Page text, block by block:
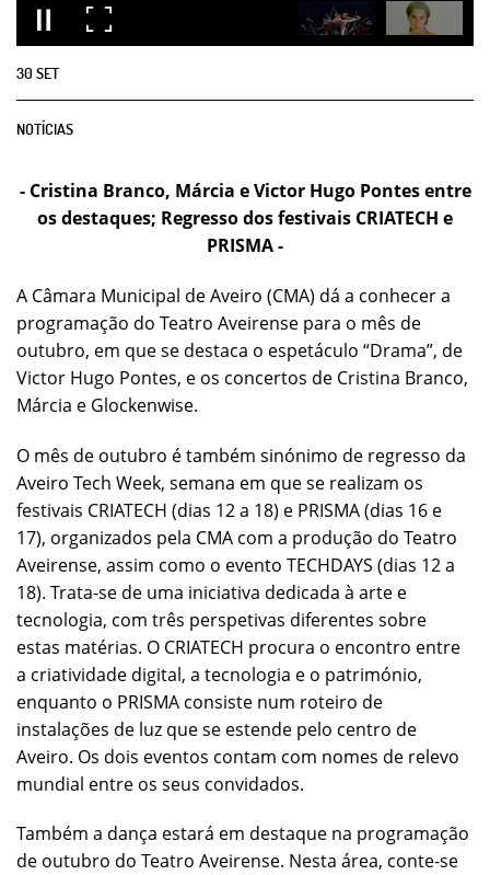
30 SET
NOTÍCIAS
- Cristina Branco, Márcia e Victor Hugo Pontes entre
os destaques; Regresso dos festivais CRIATECH e
PRISMA -
A Câmara Municipal de Aveiro (CMA) dá a conhecer a
programação do Teatro Aveirense para o mês de
outubro, em que se destaca o espetáculo “Drama”, de
Victor Hugo Pontes, e os concertos de Cristina Branco,
Márcia e Glockenwise.
O mês de outubro é também sinónimo de regresso da
Aveiro Tech Week, semana em que se realizam os
festivais CRIATECH (dias 12 a 18) e PRISMA (dias 16 e
17), organizados pela CMA com a produção do Teatro
Aveirense, assim como o evento TECHDAYS (dias 12 a
18). Trata-se de uma iniciativa dedicada à arte e
tecnologia, com três perspetivas diferentes sobre
estas matérias. O CRIATECH procura o encontro entre
a criatividade digital, a tecnologia e o património,
enquanto o PRISMA consiste num roteiro de
instalações de luz que se estende pelo centro de
Aveiro. Os dois eventos contam com nomes de relevo
mundial entre os seus convidados.
Também a dança estará em destaque na programação
de outubro do Teatro Aveirense. Nesta área, conte-se